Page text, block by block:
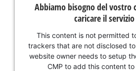
Abbiamo bisogno del vostro
caricare il
This content is not permitted
trackers that are not disclosed
website owner needs to setup
CMP to add this content